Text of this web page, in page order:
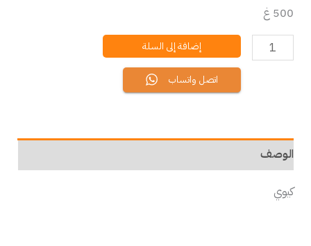
500 غ
إضافة إلى السلة
اتصل واتساب
الوصف
كيوي